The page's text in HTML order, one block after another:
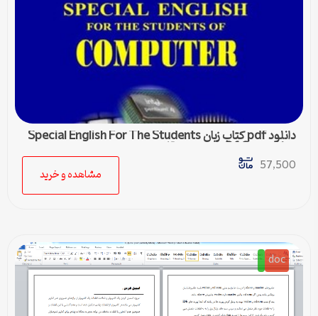
دانلود pdf کتاب زبان Special English For The Students
Of Computer منوچهر حقانی
57,500
مشاهده و خرید
doc